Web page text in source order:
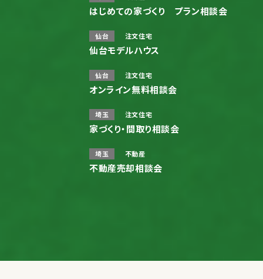
はじめての家づくり プラン相談会
仙台 注文住宅
仙台モデルハウス
仙台 注文住宅
オンライン無料相談会
埼玉 注文住宅
家づくり・間取り相談会
埼玉 不動産
不動産売却相談会